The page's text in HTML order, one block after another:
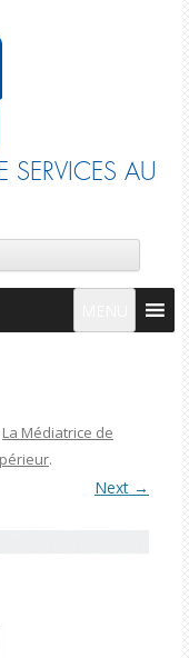
SERVICES AU
La Médiatrice de
.
Next →